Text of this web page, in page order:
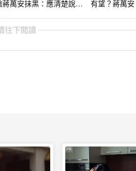
蔣萬安抹黑：應清楚說明
有望？蔣萬
往下閱讀
PR